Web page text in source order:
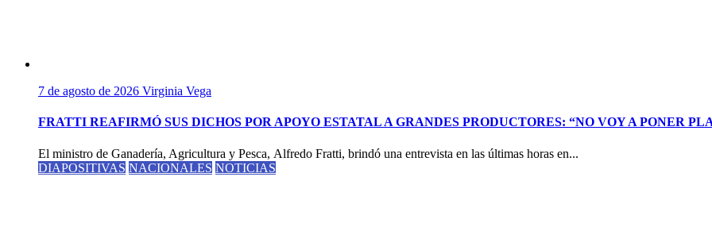
7 de agosto de 2026 Virginia Vega
FRATTI REAFIRMÓ SUS DICHOS POR APOYO ESTATAL A GRANDES PRODUCTORES: “NO VOY A PONER
El ministro de Ganadería, Agricultura y Pesca, Alfredo Fratti, brindó una entrevista en las últimas horas en...
DIAPOSITIVAS NACIONALES NOTICIAS